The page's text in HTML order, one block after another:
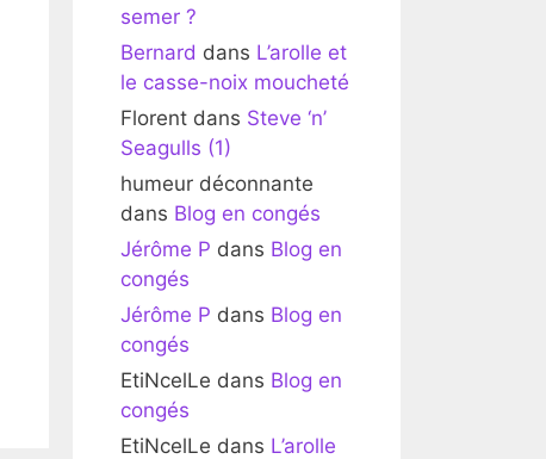
semer ?
Bernard dans L’arolle et
le casse-noix moucheté
Florent dans Steve ‘n’
Seagulls (1)
humeur déconnante
dans Blog en congés
Jérôme P dans Blog en
congés
Jérôme P dans Blog en
congés
EtiNcelLe dans Blog en
congés
EtiNcelLe dans L’arolle